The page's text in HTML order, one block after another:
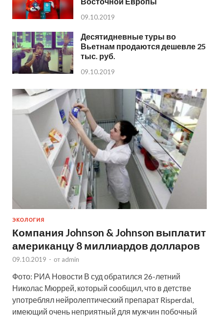
09.10.2019
Десятидневные туры во
Вьетнам продаются дешевле 25
тыс. руб.
09.10.2019
ЭКОЛОГИЯ
Компания Johnson & Johnson выплатит
американцу 8 миллиардов долларов
09.10.2019 - от admin
Фото: РИА Новости В суд обратился 26-летний
Николас Мюррей, который сообщил, что в детстве
употреблял нейролептический препарат Risperdal,
имеющий очень неприятный для мужчин побочный